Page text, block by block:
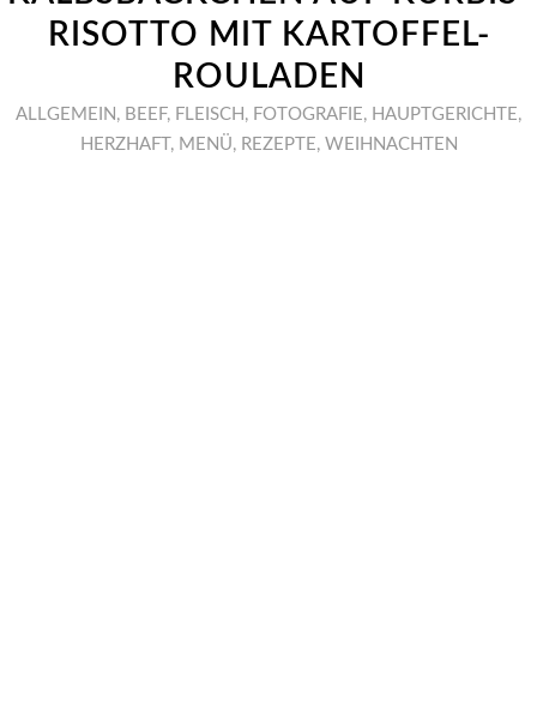
RISOTTO MIT KARTOFFEL-
ROULADEN
ALLGEMEIN , BEEF, FLEISCH , FOTOGRAFIE, HAUPTGERICHTE,
HERZHAFT , MENÜ, REZEPTE, WEIHNACHTEN